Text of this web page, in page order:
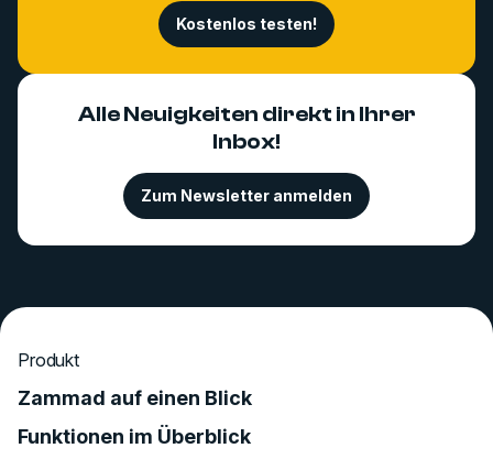
Kostenlos testen!
Alle Neuigkeiten direkt in Ihrer
Inbox!
Zum Newsletter anmelden
Produkt
Zammad auf einen Blick
Funktionen im Überblick